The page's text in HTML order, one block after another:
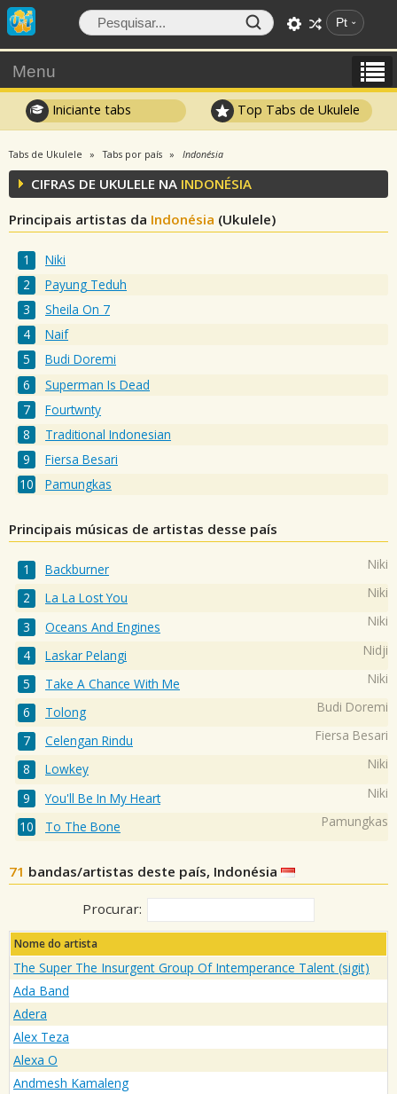
Pt
Menu
Iniciante tabs Top Tabs de Ukulele
Tabs de Ukulele Tabs por país Indonésia
CIFRAS DE UKULELE NA INDONÉSIA
Principais artistas da Indonésia (Ukulele)
Niki
Payung Teduh
Sheila On 7
Naif
Budi Doremi
Superman Is Dead
Fourtwnty
Traditional Indonesian
Fiersa Besari
Pamungkas
Principais músicas de artistas desse país
Backburner Niki
La La Lost You Niki
Oceans And Engines Niki
Laskar Pelangi Nidji
Take A Chance With Me Niki
Tolong Budi Doremi
Celengan Rindu Fiersa Besari
Lowkey Niki
You'll Be In My Heart Niki
To The Bone Pamungkas
71 bandas/artistas deste país, Indonésia
Procurar:
Nome do artista
The Super The Insurgent Group Of Intemperance Talent (sigit)
Ada Band
Adera
Alex Teza
Alexa O
Andmesh Kamaleng